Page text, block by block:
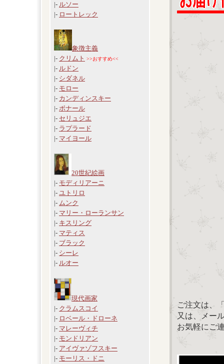
|- ルソー
|- ロートレック
象徴主義
|- クリムト >>おすすめ<<
|- ルドン
|- シダネル
|- モロー
|- カンディンスキー
|- ボナール
|- セリュジエ
|- ラプラード
|- マイヨール
20世紀絵画
|- モディリアーニ
|- ユトリロ
|- ムンク
|- マリー・ローランサン
|- キスリング
|- マティス
|- ブラック
|- シーレ
|- ルオー
現代画家
|- クラムスコイ
|- ロベール・ドローネ
|- マレーヴィチ
|- モンドリアン
|- アイヴァゾフスキー
|- モーリス・ドニ
ご注文は、
又は、メー
お気軽にご